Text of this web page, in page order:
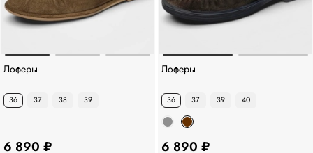
Лоферы
36 37 38 39
6 890 ₽
Лоферы
36 37 39 40
6 890 ₽